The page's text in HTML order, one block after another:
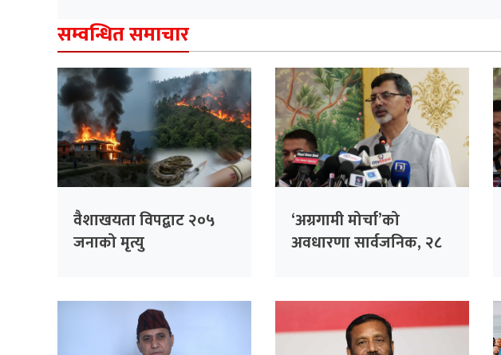
सम्वन्धित समाचार
वैशाखयता विपद्बाट २०५
जनाको मृत्यु
‘अग्रगामी मोर्चा’को
अवधारणा सार्वजनिक, २८